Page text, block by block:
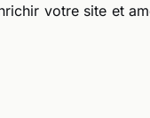
votre site et